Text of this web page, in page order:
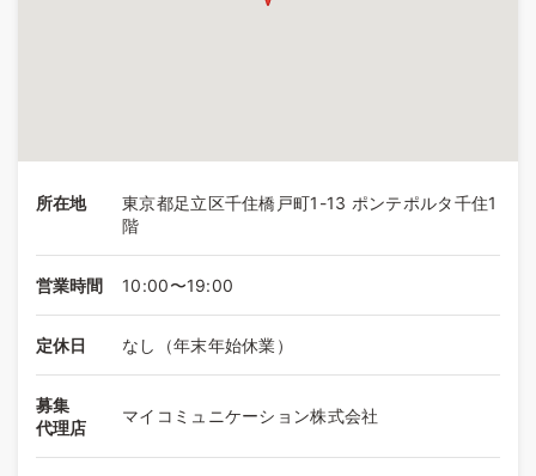
所在地
東京都足立区千住橋戸町1-13 ポンテポルタ千住1
階
営業時間 10:00〜19:00
定休日 なし（年末年始休業）
募集
代理店
マイコミュニケーション株式会社